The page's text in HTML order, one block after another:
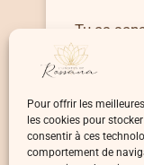
Pour offrir les
les cookies pour
consentir à ces
comportement de
Tu as
connais-